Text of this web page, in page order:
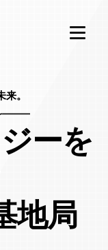
。
ーを
地局